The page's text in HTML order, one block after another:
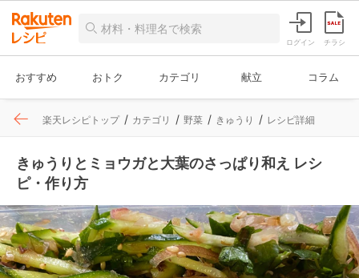
ログイン チラシ
おすすめ おトク カテゴリ 献立 コラム
楽天レシピトップ カテゴリ 野菜 きゅうり レシピ詳細
きゅうりとミョウガと大葉のさっぱり和え レシ
ピ・作り方